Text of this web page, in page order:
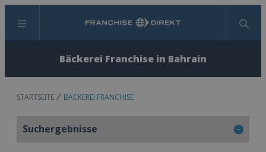
Menü Suchen
Bäckerei Franchise in Bahrain
STARTSEITE BÄCKEREI FRANCHISE
Suchergebnisse